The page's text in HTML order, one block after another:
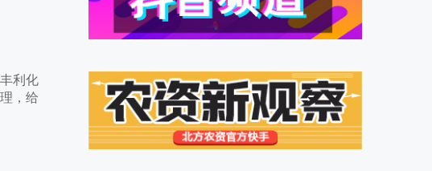
利化
，给